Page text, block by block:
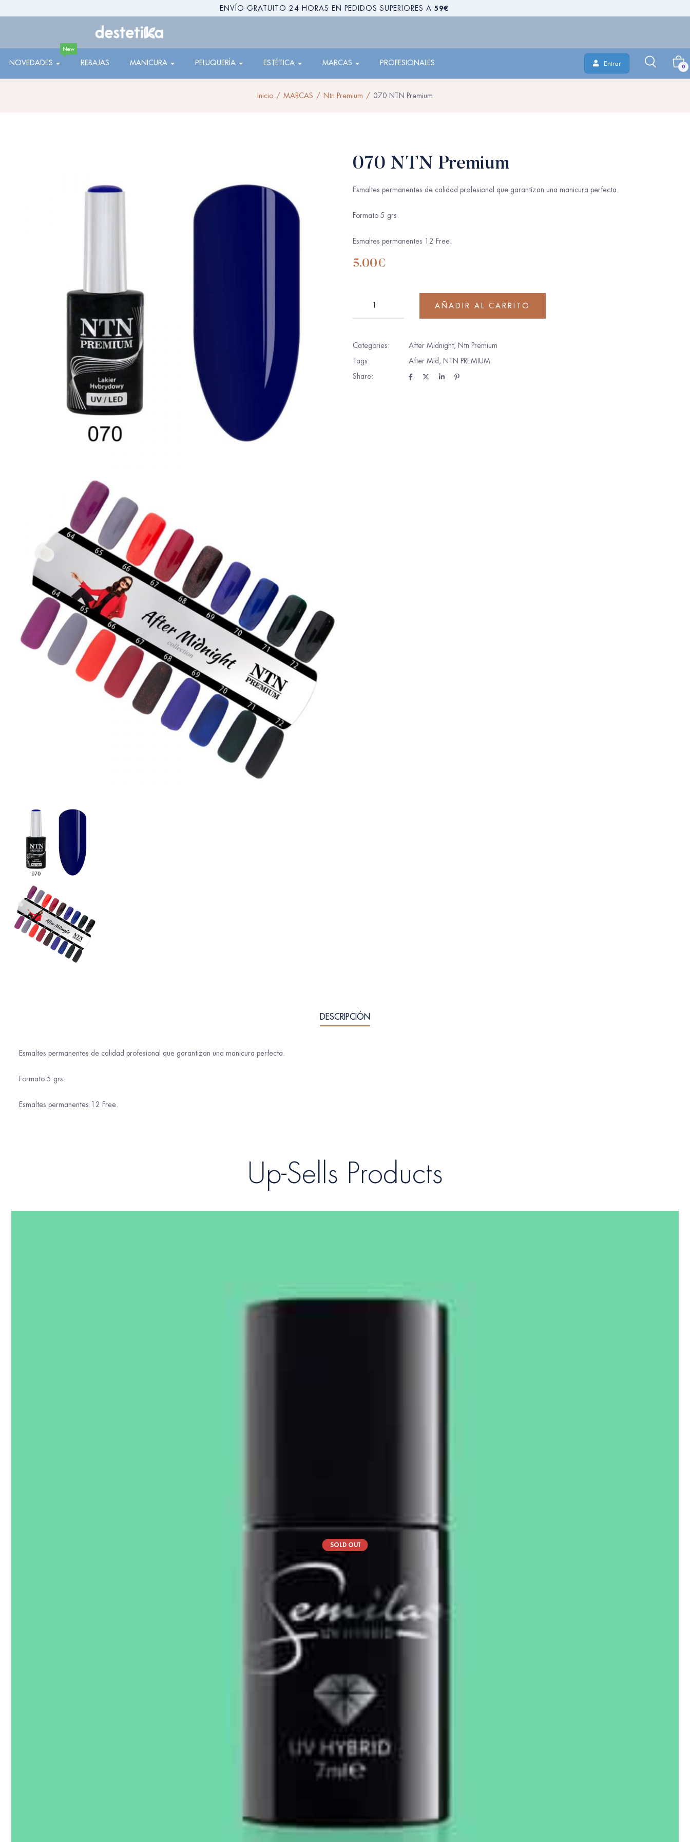
ENVÍO GRATUITO 24 HORAS EN PEDIDOS SUPERIORES A 59€
NOVEDADES
New
REBAJAS MANICURA PELUQUERÍA ESTÉTICA MARCAS PROFESIONALES Entrar 0
Inicio MARCAS Ntn Premium 070 NTN Premium
070 NTN Premium
Esmaltes permanentes de calidad profesional que garantizan una manicura perfecta.
Formato 5 grs.
Esmaltes permanentes 12 Free.
5.00€
AÑADIR AL CARRITO
Categories: After Midnight, Ntn Premium
Tags:
After Mid, NTN PREMIUM
Share:
DESCRIPCIÓN
Esmaltes permanentes de calidad profesional que garantizan una manicura perfecta.
Formato 5 grs.
Esmaltes permanentes 12 Free.
Up-Sells Products
SOLD OUT